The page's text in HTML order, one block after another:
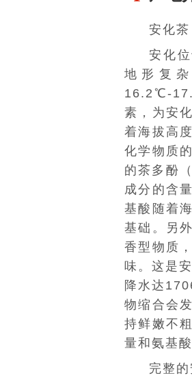
安化茶
安化
地形复
16.2℃-
素，为安
着海拔高
化学物质
的茶多酚（
成分的含
基酸随着
基础。另
香型物质
味。这是
降水达
物缩合会
持鲜嫩不
量和氨基
完整